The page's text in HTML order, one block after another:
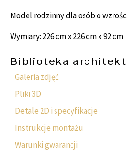
Model rodzinny dla osób o
Wymiary: 226 cm x 226 cm x 92 cm
Biblioteka
Galeria zdjęć
Pliki 3D
Detale 2D i specyfikacje
Instrukcje montażu
Warunki gwarancji